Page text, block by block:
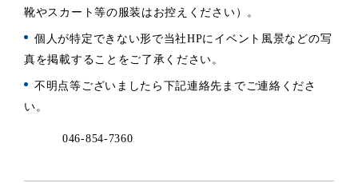
靴やスカート等の服装はお控えください）。
個人が特定できない形で当社HPにイベント風景などの写
真を掲載することをご了承ください。
不明点等ございましたら下記連絡先までご連絡くださ
い。
046-854-7360